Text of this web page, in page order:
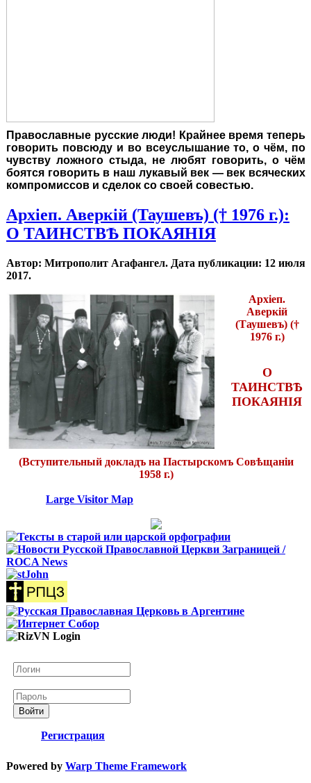
Православные русские люди! Крайнее время теперь
говорить повсюду и во всеуслышание то, о чём, по
чувству ложного стыда, не любят говорить, о чём
боятся говорить в наш лукавый век — век всяческих
компромиссов и сделок со своей совестью.
Архіеп. Аверкій (Таушевъ) († 1976 г.):
О ТАИНСТВѢ ПОКАЯНІЯ
Автор: Митрополит Агафангел. Дата публикации: 12 июля
2017.
Архіеп.
Аверкій
(Таушевъ) (†
1976 г.)
О
ТАИНСТВѢ
ПОКАЯНІЯ
(Вступительный докладъ на Пастырскомъ Совѣщаніи
1958 г.)
Large Visitor Map
Войти
Регистрация
Powered by Warp Theme Framework